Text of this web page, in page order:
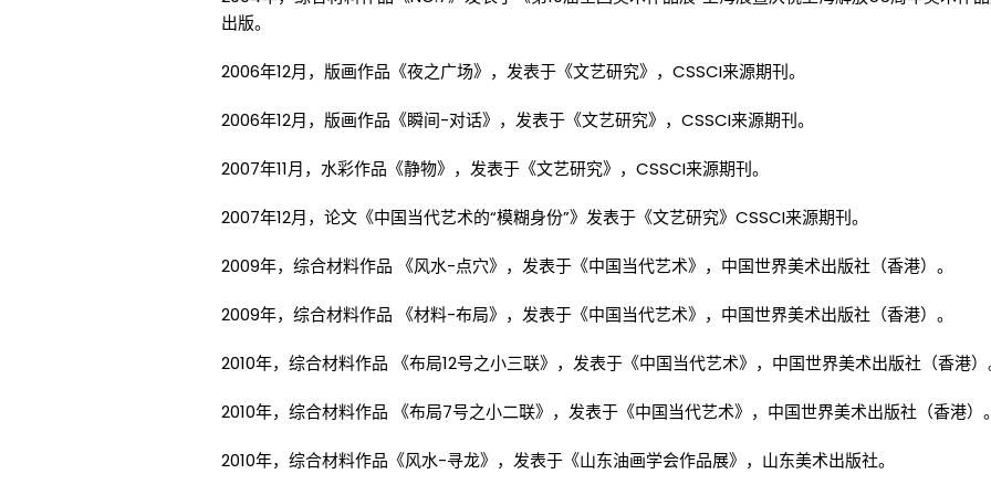
出版。
2006年12月，版画作品《夜之广场》，发表于《文艺研究》，CSSCI来源期刊。
2006年12月，版画作品《瞬间-对话》，发表于《文艺研究》，CSSCI来源期刊。
2007年11月，水彩作品《静物》，发表于《文艺研究》，CSSCI来源期刊。
2007年12月，论文《中国当代艺术的“模糊身份”》发表于《文艺研究》CSSCI来源期刊。
2009年，综合材料作品 《风水-点穴》，发表于《中国当代艺术》，中国世界美术出版社（香港）。
2009年，综合材料作品 《材料-布局》，发表于《中国当代艺术》，中国世界美术出版社（香港）。
2010年，综合材料作品 《布局12号之小三联》，发表于《中国当代艺术》，中国世界美术出版社（香港
2010年，综合材料作品 《布局7号之小二联》，发表于《中国当代艺术》，中国世界美术出版社（香港）
2010年，综合材料作品《风水-寻龙》，发表于《山东油画学会作品展》，山东美术出版社。